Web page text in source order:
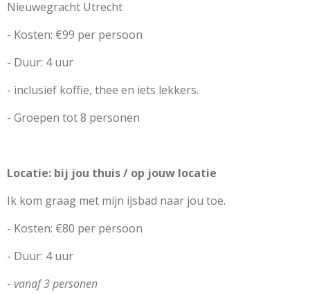
Nieuwegracht Utrecht
- Kosten: €99 per persoon
- Duur: 4 uur
- inclusief koffie, thee en iets lekkers.
- Groepen tot 8 personen
Locatie: bij jou thuis / op jouw locatie
Ik kom graag met mijn ijsbad naar jou toe.
- Kosten: €80 per persoon
- Duur: 4 uur
- vanaf 3 personen